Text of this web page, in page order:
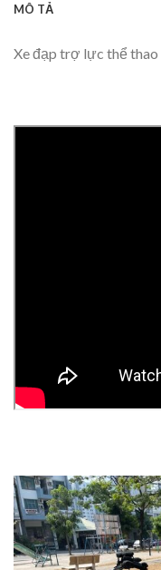
MÔ TẢ
Xe đạp trợ lực thể thao